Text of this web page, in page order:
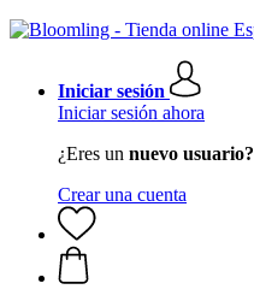
Iniciar sesión
Iniciar sesión ahora
¿Eres un nuevo usuario?
Crear una cuenta